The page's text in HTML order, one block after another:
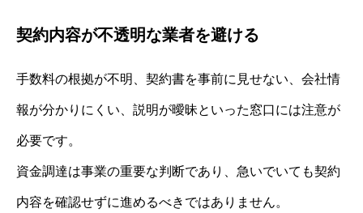
契約内容が不透明な業者を避ける
手数料の根拠が不明、契約書を事前に見せない、会社情
報が分かりにくい、説明が曖昧といった窓口には注意が
必要です。
資金調達は事業の重要な判断であり、急いでいても契約
内容を確認せずに進めるべきではありません。